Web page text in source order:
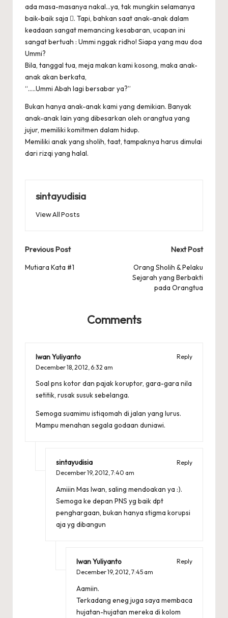
ada masa-masanya nakal…ya, tak mungkin selamanya
baik-baik saja . Tapi, bahkan saat anak-anak dalam
keadaan sangat memancing kesabaran, ucapan ini
sangat bertuah : Ummi nggak ridho! Siapa yang mau doa
Ummi?
Bila, tanggal tua, meja makan kami kosong, maka anak-
anak akan berkata,
“…..Ummi Abah lagi bersabar ya?”
Bukan hanya anak-anak kami yang demikian. Banyak
anak-anak lain yang dibesarkan oleh orangtua yang
jujur, memiliki komitmen dalam hidup.
Memiliki anak yang sholih, taat, tampaknya harus dimulai
dari rizqi yang halal.
sintayudisia
View All Posts
Post
navigation
Previous Post
Mutiara Kata #1
Next Post
Orang Sholih & Pelaku
Sejarah yang Berbakti
pada Orangtua
Comments
Iwan Yuliyanto
Reply
December 18, 2012, 6:32 am
Soal pns kotor dan pajak koruptor, gara-gara nila
setitik, rusak susuk sebelanga.
Semoga suamimu istiqomah di jalan yang lurus.
Mampu menahan segala godaan duniawi.
sintayudisia
Reply
December 19, 2012,7:40 am
Amiiin Mas Iwan, saling mendoakan ya :).
Semoga ke depan PNS yg baik dpt
penghargaan, bukan hanya stigma korupsi
aja yg dibangun
Iwan Yuliyanto
Reply
December 19, 2012, 7:45 am
Aamiin.
Terkadang eneg juga saya membaca
hujatan-hujatan mereka di kolom